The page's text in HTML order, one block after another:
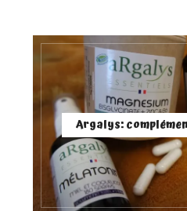
Argalys: